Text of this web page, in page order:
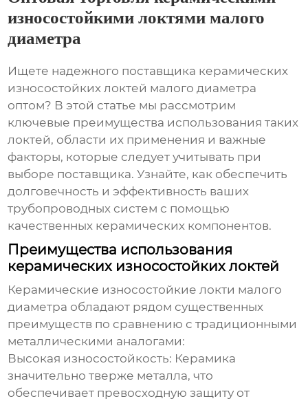
износостойкими локтями малого
диаметра
Ищете надежного поставщика керамических
износостойких локтей малого диаметра
оптом? В этой статье мы рассмотрим
ключевые преимущества использования таких
локтей, области их применения и важные
факторы, которые следует учитывать при
выборе поставщика. Узнайте, как обеспечить
долговечность и эффективность ваших
трубопроводных систем с помощью
качественных керамических компонентов.
Преимущества использования
керамических износостойких локтей
Керамические износостойкие локти малого
диаметра обладают рядом существенных
преимуществ по сравнению с традиционными
металлическими аналогами:
Высокая износостойкость: Керамика
значительно тверже металла, что
обеспечивает превосходную защиту от